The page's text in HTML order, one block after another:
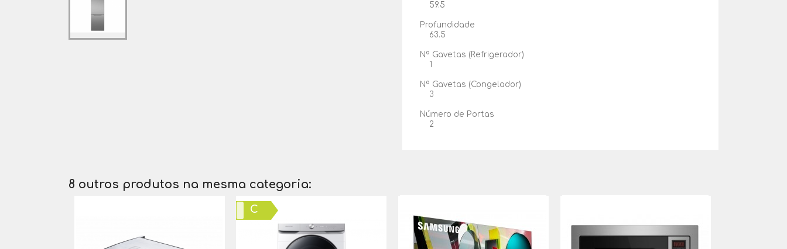
59.5
Profundidade
63.5
Nº Gavetas (Refrigerador)
1
Nº Gavetas (Congelador)
3
Número de Portas
2
8 outros produtos na mesma categoria:
C